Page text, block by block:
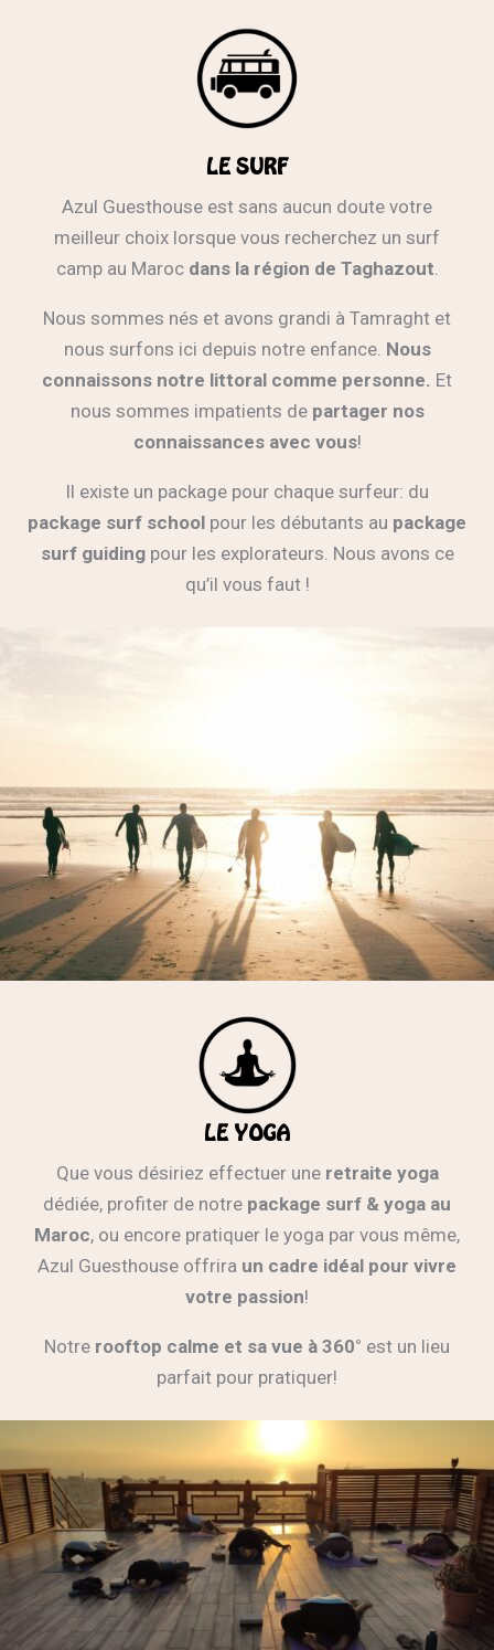
LE SURF
Azul Guesthouse est sans aucun doute votre
meilleur choix lorsque vous recherchez un surf
camp au Maroc dans la région de Taghazout.
Nous sommes nés et avons grandi à Tamraght et
nous surfons ici depuis notre enfance. Nous
connaissons notre littoral comme personne. Et
nous sommes impatients de partager nos
connaissances avec vous!
Il existe un package pour chaque surfeur: du
package surf school pour les débutants au package
surf guidingpour les explorateurs. Nous avons ce
qu’il vous faut !
LE YOGA
Que vous désiriez effectuer une retraite yoga
dédiée, profiter de notre package surf & yoga au
Maroc, ou encore pratiquer le yoga par vous même,
Azul Guesthouse offrira un cadre idéal pour vivre
votre passion!
Notre rooftop calme et sa vue à 360° est un lieu
parfait pour pratiquer!